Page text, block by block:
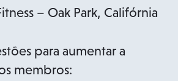
– Oak Park, Califórnia
para aumentar a
membros: